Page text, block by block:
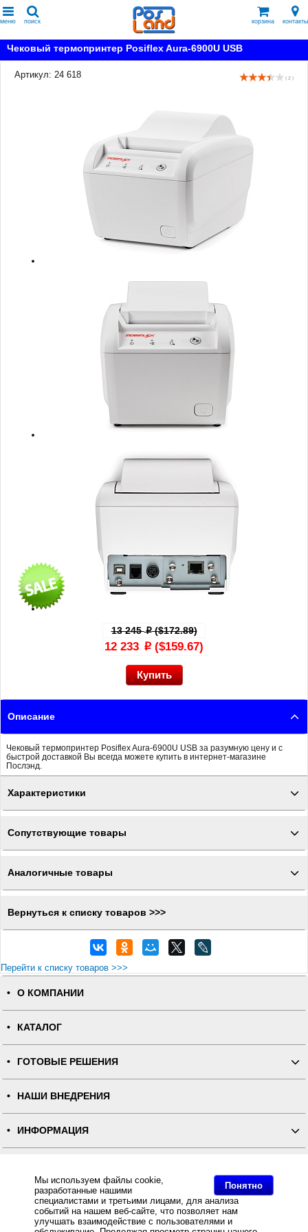
Понятно
Мы используем файлы cookie,
разработанные нашими
специалистами и третьими лицами, для анализа
событий на нашем веб-сайте, что позволяет нам
улучшать взаимодействие с пользователями и
меню поиск корзина контакты
Чековый термопринтер Posiflex Aura-6900U USB
Артикул: 24 618 ( 2 )
13 245p($172.89)
12 233 p ($159.67)
Описание
Чековый термопринтер Posiflex Aura-6900U USB за разумную цену и с
быстрой доставкой Вы всегда можете купить в интернет-магазине
Послэнд.
Характеристики
Сопутствующие товары
Аналогичные товары
Вернуться к списку товаров >>>
Перейти к списку товаров >>>
О КОМПАНИИ
КАТАЛОГ
ГОТОВЫЕ РЕШЕНИЯ
НАШИ ВНЕДРЕНИЯ
ИНФОРМАЦИЯ
ПОЛНАЯ ВЕРСИЯ
Интернет-магазин "ПОСЛЭНД" - торгового оборудования, оборудования для автоматизации общепита и